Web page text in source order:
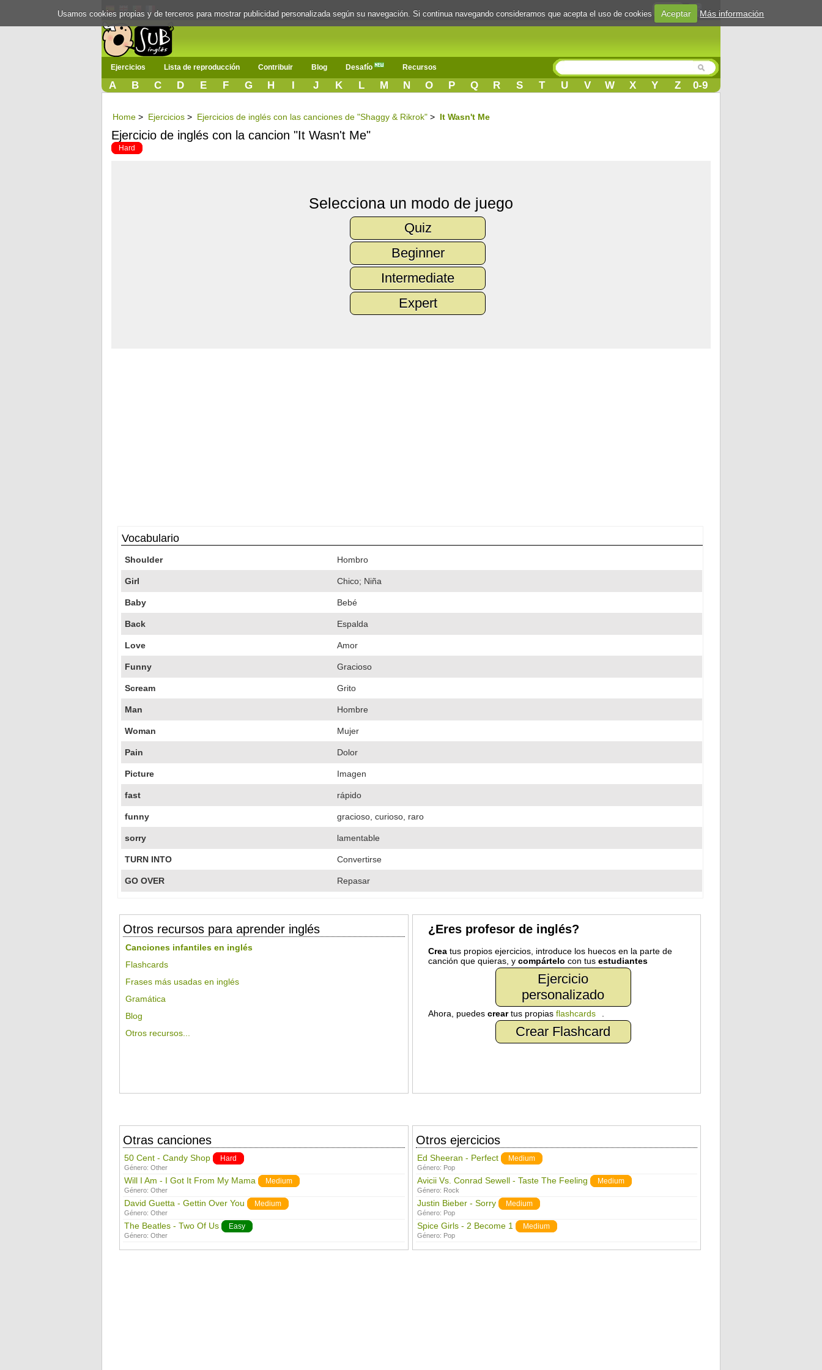
Login
Ejercicios Lista de reproducción Contribuir Blog Desafío Recursos
A B C D E F G H I J K L M N O P Q R S T U V W X Y Z 0-9
Home > Ejercicios > Ejercicios de inglés con las canciones de "Shaggy & Rikrok" > It Wasn't Me
Ejercicio de inglés con la cancion "It Wasn't Me"
Hard
Selecciona un modo de juego
Quiz
Beginner
Intermediate
Expert
Vocabulario
Shoulder Hombro
Girl Chico; Niña
Baby Bebé
Back Espalda
Love Amor
Funny Gracioso
Scream Grito
Man Hombre
Woman Mujer
Pain Dolor
Picture Imagen
fast rápido
funny gracioso, curioso, raro
sorry lamentable
TURN INTO Convertirse
GO OVER Repasar
Otros recursos para aprender inglés
Canciones infantiles en inglés
Flashcards
Frases más usadas en inglés
Gramática
Blog
Otros recursos...
¿Eres profesor de inglés?
Creatus propios ejercicios, introduce los huecos en la parte de
canción que quieras, y compártelo con tus estudiantes
Ejercicio
personalizado
Ahora, puedes creartus propias flashcards
Crear Flashcard
Otras canciones
50 Cent - Candy Shop Hard
Género: Other
Will I Am - I Got It From My Mama Medium
Género: Other
David Guetta - Gettin Over You Medium
Género: Other
The Beatles - Two Of Us Easy
Género: Other
Otros ejercicios
Ed Sheeran - Perfect Medium
Género: Pop
Avicii Vs. Conrad Sewell - Taste The Feeling Medium
Género: Rock
Justin Bieber - Sorry Medium
Género: Pop
Spice Girls - 2 Become 1 Medium
Género: Pop
Usamos cookies propias y de terceros para mostrar publicidad personalizada según su navegación. Si continua navegando consideramos que acepta el uso de cookies Aceptar Más información